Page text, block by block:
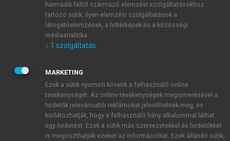
JELSZÓ
JELSZÓ ÚJRA
harmadik féltől származó elemzési szolgáltatásokhoz
tartozó sütik; ilyen elemzési szolgáltatások a
látogatóelemzések, a hőtérképek és a közösségi
médiaanalitika.
↓ 1 szolgáltatás
MARKETING
Ezek a sütik nyomon követik a felhasználó online
tevékenységét. Az online tevékenységek megismerésével a
hirdetők relevánsabb reklámokat jeleníthetnek meg, és
korlátozhatják, hogy a felhasználó hány alkalommal láthat
egy hirdetést. Ezek a sütik más szervezetekkel és hirdetőkkel
is megoszthatják ezeket az információkat. Ezek állandó sütik,